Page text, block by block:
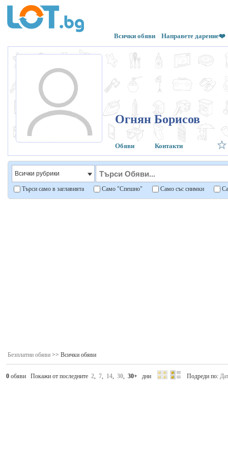
Всички обяви Направете дарение❤️
Огнян Борисов
Обяви Контакти
Търси само в заглавията Само "Спешно" Само със снимки
Безплатни обяви >> Всички обяви
0 обяви Покажи от последните 2 7 14 30 30+ дни Подреди по: